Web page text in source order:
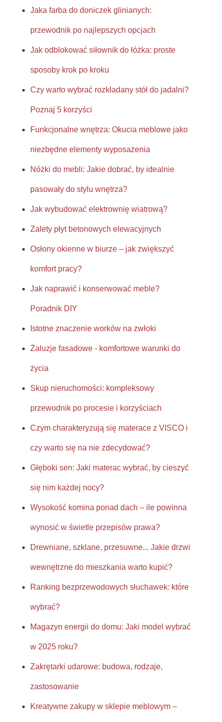
Jaka farba do doniczek glinianych:
przewodnik po najlepszych opcjach
Jak odblokować siłownik do łóżka: proste
sposoby krok po kroku
Czy warto wybrać rozkładany stół do jadalni?
Poznaj 5 korzyści
Funkcjonalne wnętrza: Okucia meblowe jako
niezbędne elementy wyposażenia
Nóżki do mebli: Jakie dobrać, by idealnie
pasowały do stylu wnętrza?
Jak wybudować elektrownię wiatrową?
Zalety płyt betonowych elewacyjnych
Osłony okienne w biurze – jak zwiększyć
komfort pracy?
Jak naprawić i konserwować meble?
Poradnik DIY
Istotne znaczenie worków na zwłoki
Żaluzje fasadowe - komfortowe warunki do
życia
Skup nieruchomości: kompleksowy
przewodnik po procesie i korzyściach
Czym charakteryzują się materace z VISCO i
czy warto się na nie zdecydować?
Głęboki sen: Jaki materac wybrać, by cieszyć
się nim każdej nocy?
Wysokość komina ponad dach – ile powinna
wynosić w świetle przepisów prawa?
Drewniane, szklane, przesuwne... Jakie drzwi
wewnętrzne do mieszkania warto kupić?
Ranking bezprzewodowych słuchawek: które
wybrać?
Magazyn energii do domu: Jaki model wybrać
w 2025 roku?
Zakrętarki udarowe: budowa, rodzaje,
zastosowanie
Kreatywne zakupy w sklepie meblowym –